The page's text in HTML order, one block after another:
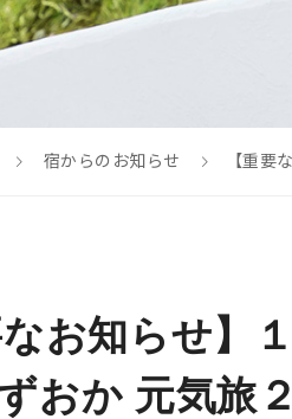
宿からのお知らせ 【重要
なお知らせ】
おか 元気旅